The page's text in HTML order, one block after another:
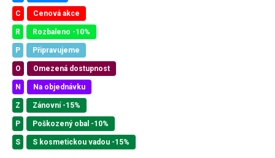
C Cenová akce
R Rozbaleno -10%
P Připravujeme
O Omezená dostupnost
N Na objednávku
Z Zánovní -15%
P Poškozený obal -10%
S S kosmetickou vadou -15%